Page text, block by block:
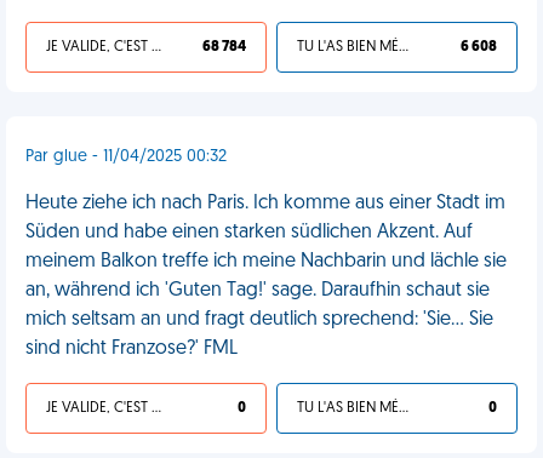
JE VALIDE, C'EST UNE VDM 68 784 TU L'AS BIEN MÉRITÉ 6 608
Par glue - 11/04/2025 00:32
Heute ziehe ich nach Paris. Ich komme aus einer Stadt im
Süden und habe einen starken südlichen Akzent. Auf
meinem Balkon treffe ich meine Nachbarin und lächle sie
an, während ich 'Guten Tag!' sage. Daraufhin schaut sie
mich seltsam an und fragt deutlich sprechend: 'Sie... Sie
sind nicht Franzose?' FML
JE VALIDE, C'EST UNE VDM 0 TU L'AS BIEN MÉRITÉ 0